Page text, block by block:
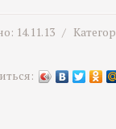
14.11.13 /